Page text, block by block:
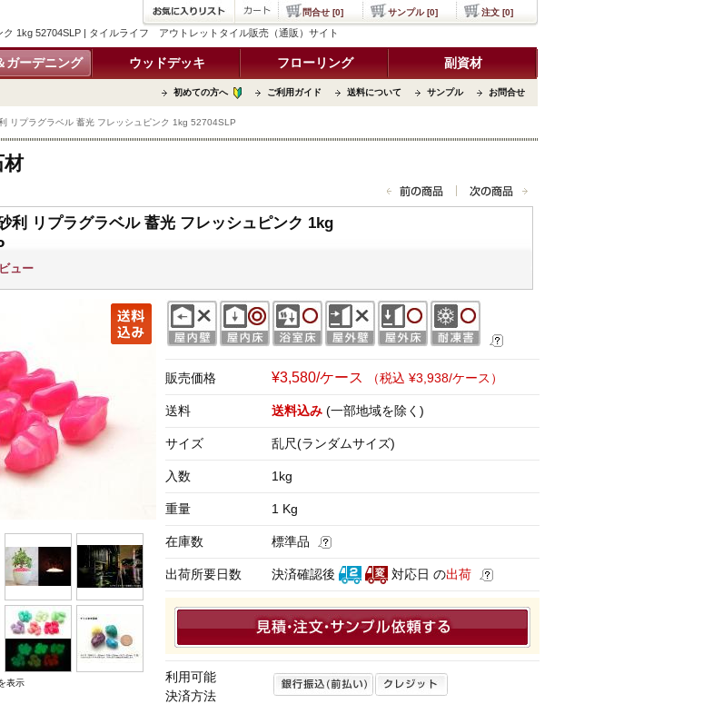
1kg 52704SLP | タイルライフ アウトレットタイル販売（通販）サイト
ガーデニング ウッドデッキ フローリング 副資材
初めての方へ ご利用ガイド 送料について サンプル お問合せ
問合せ [0] サンプル [0] 注文 [0]
リプラグラベル 蓄光 フレッシュピンク 1kg 52704SLP
材
利 リプラグラベル 蓄光 フレッシュピンク 1kg
ュー
表示
販売価格 ¥3,580/ケース （税込 ¥3,938/ケース）
送料 送料込み (一部地域を除く)
サイズ 乱尺(ランダムサイズ)
入数 1kg
重量 1 Kg
在庫数 標準品
出荷所要日数 決済確認後 対応日 の出荷
利用可能
決済方法